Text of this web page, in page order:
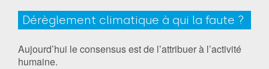
Dérèglement climatique à qui la faute ?
Aujourd’hui le consensus est de l’attribuer à l’activité
humaine.